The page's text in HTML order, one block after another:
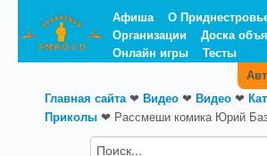
Афиша О
Организации
Доска
Онлайн игры
Тесты
Главная сайта❤ Видео ❤ Видео ❤
Приколы ❤ Рассмеши комика Юрий